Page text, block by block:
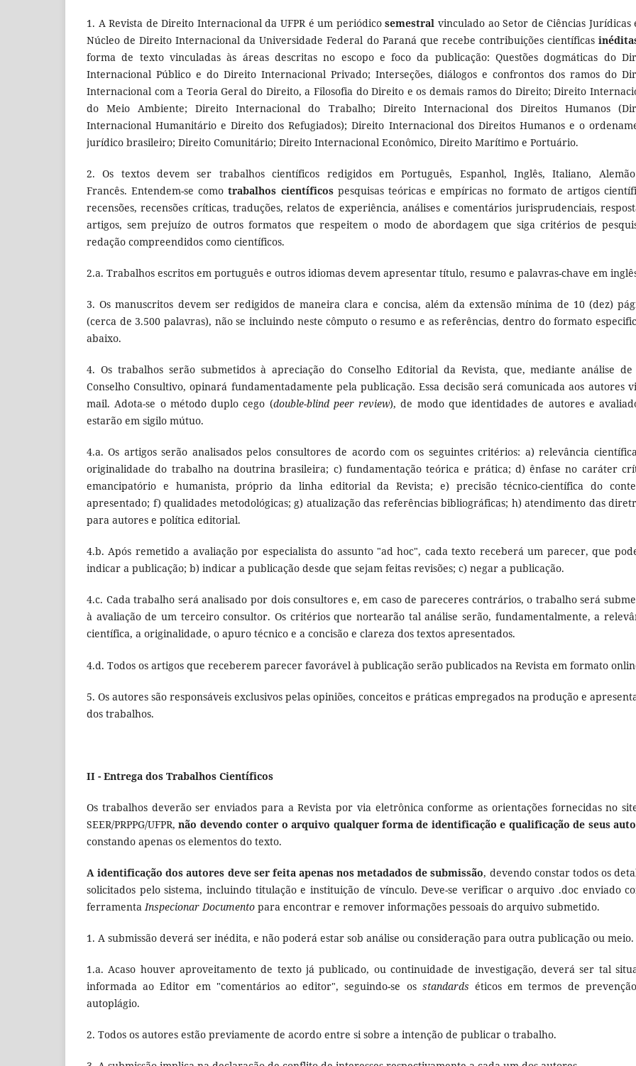
1. A Revista de Direito Internacional da UFPR é um periódicosemestral vinculado ao Setor de Ciências Jurídicas
Núcleo de Direito Internacional da Universidade Federal do Paraná que recebe contribuições científicas
forma de texto vinculadas às áreas descritas no escopo e foco da publicação: Questões dogmáticas do
Internacional Público e do Direito Internacional Privado; Interseções, diálogos e confrontos dos ramos do
Internacional com a Teoria Geral do Direito, a Filosofia do Direito e os demais ramos do Direito; Direito
do Meio Ambiente; Direito Internacional do Trabalho; Direito Internacional dos Direitos Humanos
Internacional Humanitário e Direito dos Refugiados); Direito Internacional dos Direitos Humanos e o
jurídico brasileiro; Direito Comunitário; Direito Internacional Econômico, Direito Marítimo e Portuário.
2. Os textos devem ser trabalhos científicos redigidos em Português, Espanhol, Inglês, Italiano,
Francês. Entendem-se comotrabalhos científicos pesquisas teóricas e empíricas no formato de artigos
recensões, recensões críticas, traduções, relatos de experiência, análises e comentários jurisprudenciais,
artigos, sem prejuízo de outros formatos que respeitem o modo de abordagem que siga critérios de
redação compreendidos como científicos.
2.a. Trabalhos escritos em português e outros idiomas devem apresentar título, resumo e palavras-chave em
3. Os manuscritos devem ser redigidos de maneira clara e concisa, além da extensão mínima de 10 (dez)
(cerca de 3.500 palavras), não se incluindo neste cômputo o resumo e as referências, dentro do formato
abaixo.
4. Os trabalhos serão submetidos à apreciação do Conselho Editorial da Revista, que, mediante análise de
Conselho Consultivo, opinará fundamentadamente pela publicação. Essa decisão será comunicada aos autores
mail. Adota-se o método duplo cego (double-blind peer review), de modo que identidades de autores e
estarão em sigilo mútuo.
4.a. Os artigos serão analisados pelos consultores de acordo com os seguintes critérios: a) relevância
originalidade do trabalho na doutrina brasileira; c) fundamentação teórica e prática; d) ênfase no caráter
emancipatório e humanista, próprio da linha editorial da Revista; e) precisão técnico-científica do
apresentado; f) qualidades metodológicas; g) atualização das referências bibliográficas; h) atendimento das
para autores e política editorial.
4.b. Após remetido a avaliação por especialista do assunto "ad hoc", cada texto receberá um parecer, que
indicar a publicação; b) indicar a publicação desde que sejam feitas revisões; c) negar a publicação.
4.c. Cada trabalho será analisado por dois consultores e, em caso de pareceres contrários, o trabalho será
à avaliação de um terceiro consultor. Os critérios que nortearão tal análise serão, fundamentalmente, a
científica, a originalidade, o apuro técnico e a concisão e clareza dos textos apresentados.
4.d. Todos os artigos que receberem parecer favorável à publicação serão publicados na Revista em formato
5. Os autores são responsáveis exclusivos pelas opiniões, conceitos e práticas empregados na produção e
dos trabalhos.
II - Entrega dos Trabalhos Científicos
Os trabalhos deverão ser enviados para a Revista por via eletrônica conforme as orientações fornecidas no
SEER/PRPPG/UFPR,não devendo conter o arquivo qualquer forma de identificação e qualificação de seus
constando apenas os elementos do texto.
A identificação dos autores deve ser feita apenas nos metadados de submissão, devendo constar todos os
solicitados pelo sistema, incluindo titulação e instituição de vínculo. Deve-se verificar o arquivo .doc enviado
ferramenta Inspecionar Documento para encontrar e remover informações pessoais do arquivo submetido.
1. A submissão deverá ser inédita, e não poderá estar sob análise ou consideração para outra publicação ou meio.
1.a. Acaso houver aproveitamento de texto já publicado, ou continuidade de investigação, deverá ser tal
informada ao Editor em "comentários ao editor", seguindo-se os standards éticos em termos de
autoplágio.
2. Todos os autores estão previamente de acordo entre si sobre a intenção de publicar o trabalho.